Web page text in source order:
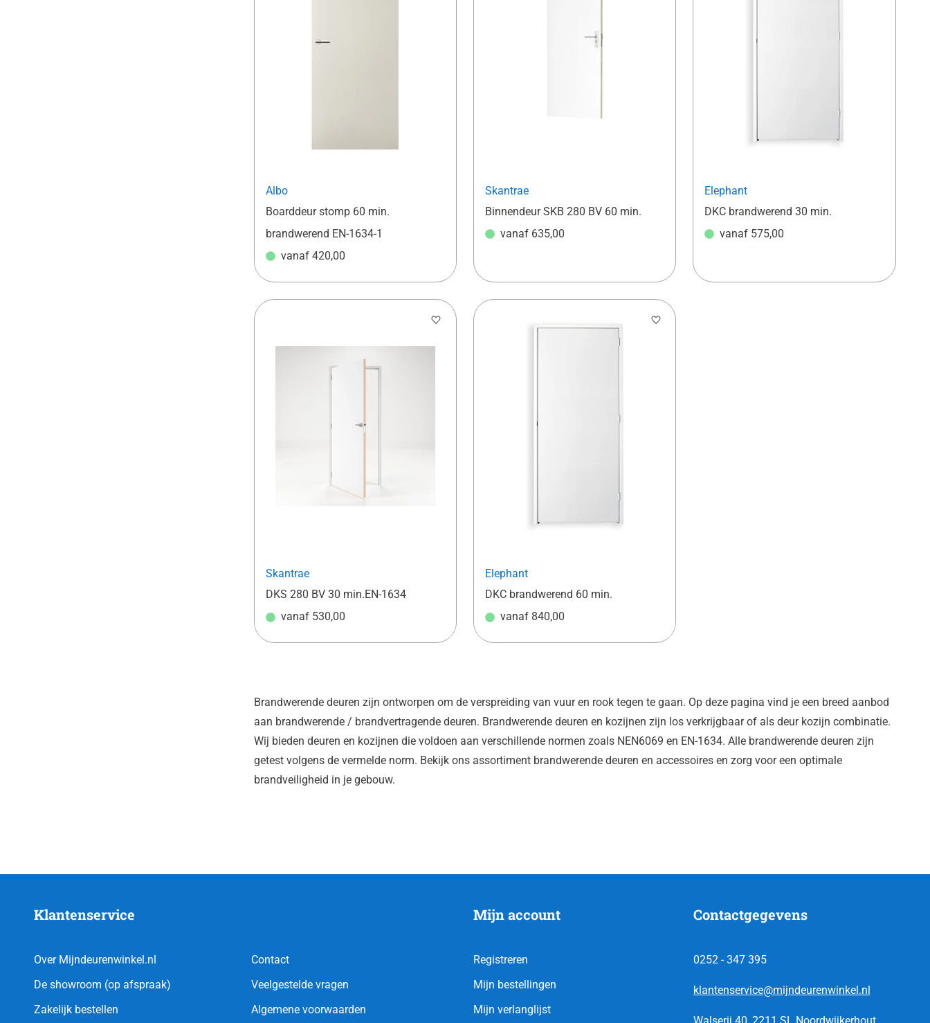
Albo
Boarddeur stomp 60 min.
brandwerend EN-1634-1
vanaf 420,00
Skantrae
Binnendeur SKB 280 BV 60 min.
vanaf 635,00
Elephant
DKC brandwerend 30 min.
vanaf 575,00
Skantrae
DKS 280 BV 30 min.EN-1634
vanaf 530,00
Elephant
DKC brandwerend 60 min.
vanaf 840,00
Brandwerende deuren zijn ontworpen om de verspreiding van vuur en rook tegen te gaan. Op deze pagina vind je een breed aanbod
aan brandwerende / brandvertragende deuren. Brandwerende deuren en kozijnen zijn los verkrijgbaar of als deur kozijn combinatie.
Wij bieden deuren en kozijnen die voldoen aan verschillende normen zoals NEN6069 en EN-1634. Alle brandwerende deuren zijn
getest volgens de vermelde norm. Bekijk ons assortiment brandwerende deuren en accessoires en zorg voor een optimale
brandveiligheid in je gebouw.
Klantenservice
Over Mijndeurenwinkel.nl
De showroom (op afspraak)
Zakelijk bestellen
Contact
Veelgestelde vragen
Algemene voorwaarden
Mijn account
Registreren
Mijn bestellingen
Mijn verlanglijst
Contactgegevens
0252 - 347 395
klantenservice@mijndeurenwinkel.nl